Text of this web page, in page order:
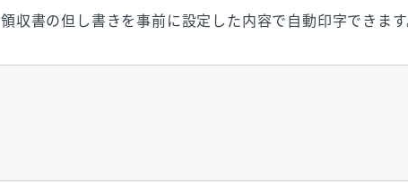
領収書の但し書きを事前に設定した内容で自動印字できます